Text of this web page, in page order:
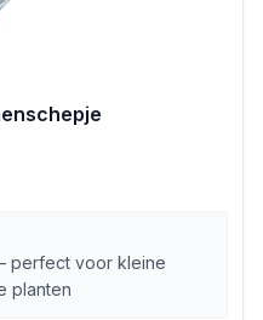
perfect voor kleine
planten